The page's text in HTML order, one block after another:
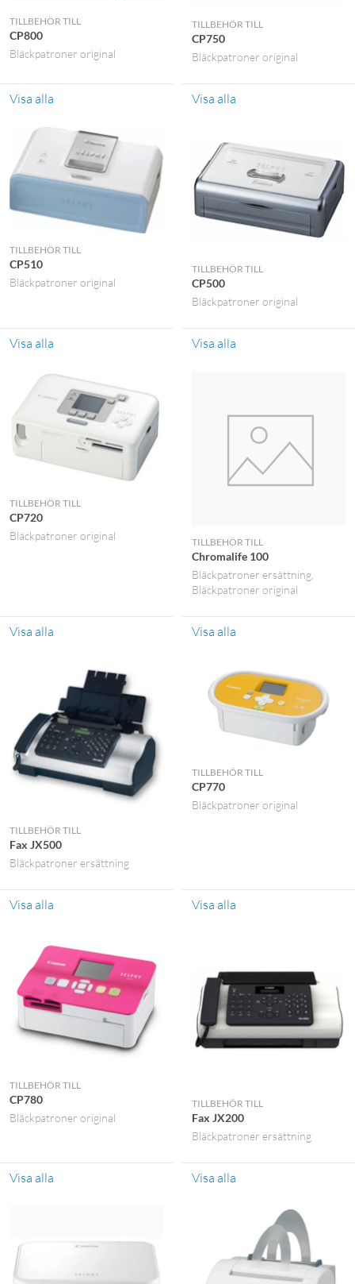
TILLBEHÖR TILL
CP800
Bläckpatroner original
Visa alla
TILLBEHÖR TILL
CP750
Bläckpatroner original
Visa alla
TILLBEHÖR TILL
CP510
Bläckpatroner original
Visa alla
TILLBEHÖR TILL
CP500
Bläckpatroner original
Visa alla
TILLBEHÖR TILL
CP720
Bläckpatroner original
Visa alla
TILLBEHÖR TILL
Chromalife 100
Bläckpatroner ersättning
Bläckpatroner original
Visa alla
TILLBEHÖR TILL
Fax JX500
Bläckpatroner ersättning
Visa alla
TILLBEHÖR TILL
CP770
Bläckpatroner original
Visa alla
TILLBEHÖR TILL
CP780
Bläckpatroner original
Visa alla
TILLBEHÖR TILL
Fax JX200
Bläckpatroner ersättning
Visa alla